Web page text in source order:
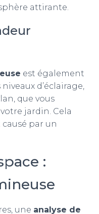
attirante.
est également
d’éclairage,
que vous
jardin. Cela
causé par un
:
une analyse de